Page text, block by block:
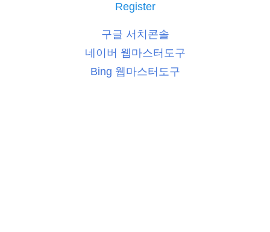
Register
구글 서치콘솔
네이버 웹마스터도구
Bing 웹마스터도구